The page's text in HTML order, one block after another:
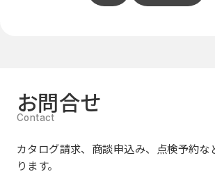
お問合せ
カタログ請求、商談申込み、点検予約な
ります。